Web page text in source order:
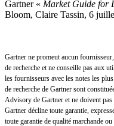
Gartner « Market Guide for
Bloom, Claire Tassin, 6
Gartner ne promeut aucun
de recherche et ne conseille pas aux
les fournisseurs avec les notes les
de recherche de Gartner sont
Advisory de Gartner et ne doivent pas
Gartner décline toute garantie,
toute garantie de qualité marchande